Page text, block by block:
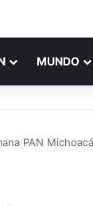
MUNDO
PAN